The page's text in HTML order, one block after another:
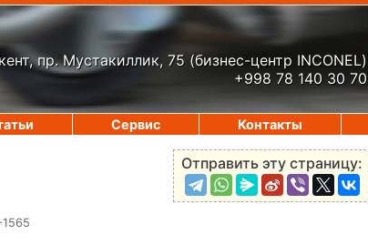
пр. Мустакиллик, 75 (бизнес-центр INCONEL)
+998 78 140 30 70
Отправить эту страницу:
Сервис Контакты